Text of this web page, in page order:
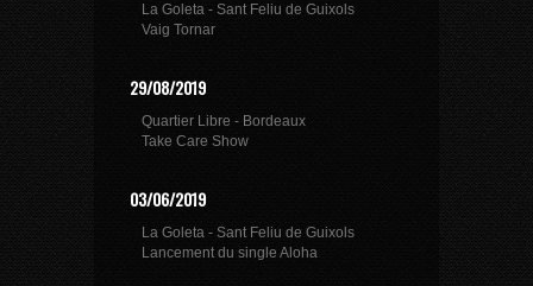
La Goleta - Sant Feliu de Guixols
Vaig Tornar
29/08/2019
Quartier Libre - Bordeaux
Take Care Show
03/06/2019
La Goleta - Sant Feliu de Guixols
Lancement du single Aloha